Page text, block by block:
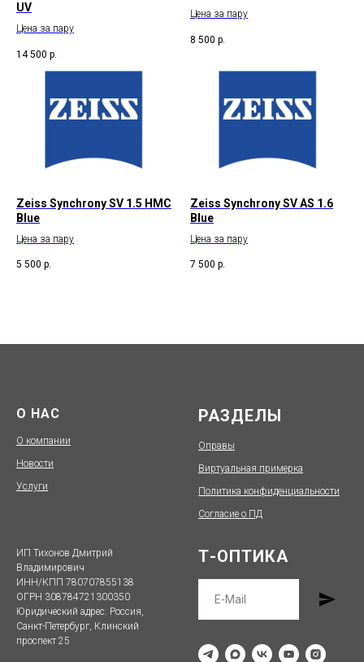
UV
Цена за пару
14 500 р.
Цена за пару
8 500 р.
Zeiss Synchrony SV 1.5 HMC
Blue
Цена за пару
5 500 р.
Zeiss Synchrony SV AS 1.6
Blue
Цена за пару
7 500 р.
О НАС
О компании
Новости
Услуги
РАЗДЕЛЫ
Оправы
Виртуальная примерка
Политика конфиденциальности
Согласие о ПД
ИП Тихонов Дмитрий
Владимирович
ИНН/КПП 780707855138
ОГРН 308784721300350
Юридический адрес: Россия,
Санкт-Петербург, Клинский
проспект 25
Т-ОПТИКА